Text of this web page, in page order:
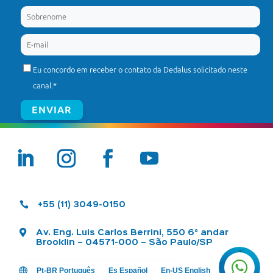
Eu concordo em receber o contato da Dedalus solicitado neste
canal.*

 +55 (11) 3049-0150

Av. Eng. Luis Carlos Berrini, 550 6° andar
Brooklin – 04571-000 – São Paulo/SP
 Pt-BR Português Es Español En-US English